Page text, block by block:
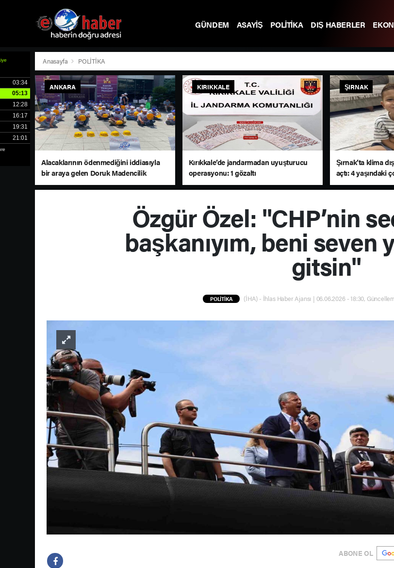
GÜNDEM ASAYİŞ POLİTİKA DIŞ HABERLER
Anasayfa POLİTİKA
ANKARA
Alacaklarının ödenmediğini iddiasıyla
bir araya gelen Doruk Madencilik
çalışanları, Çankaya Belediyesi önünde
KIRIKKALE
Kırıkkale’de jandarmadan uyuşturucu
operasyonu: 1 gözaltı
ŞIRNAK
Şırnak’ta klima
açtı: 4 yaşındaki
Özgür Özel: "CHP’nin
başkanıyım, beni seven
gitsin"
POLİTİKA (İHA) - İhlas Haber Ajansı | 06.06.2026 - 18:30,
ABONE OL